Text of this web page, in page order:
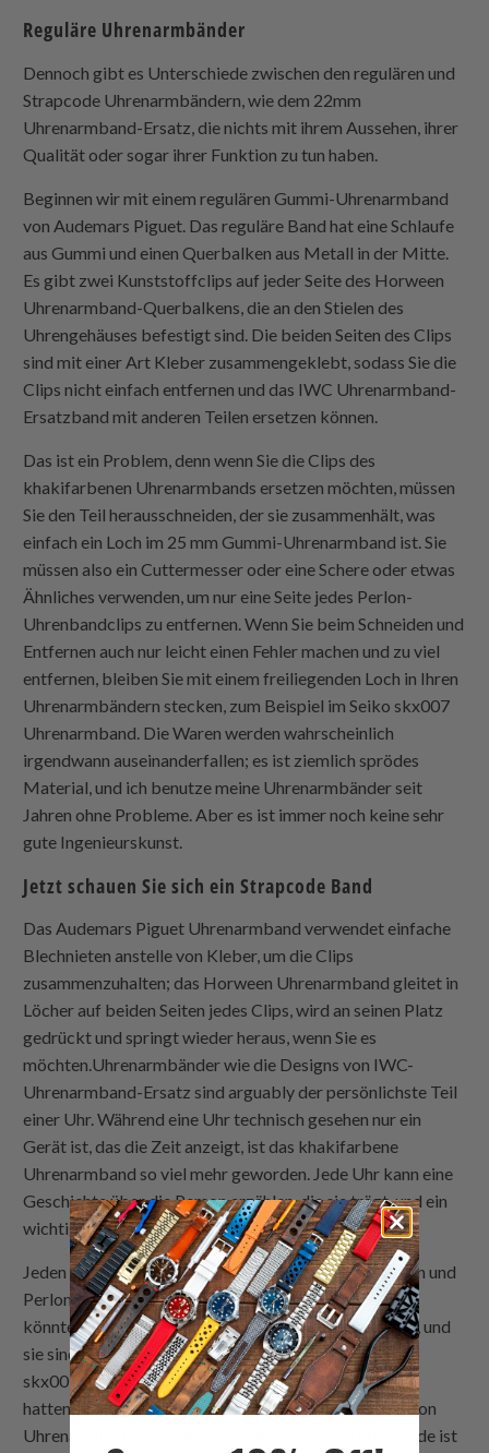
Reguläre Uhrenarmbänder
Dennoch gibt es Unterschiede zwischen den regulären und
Strapcode Uhrenarmbändern, wie dem 22mm
Uhrenarmband-Ersatz, die nichts mit ihrem Aussehen, ihrer
Qualität oder sogar ihrer Funktion zu tun haben.
Beginnen wir mit einem regulären Gummi-Uhrenarmband
von Audemars Piguet. Das reguläre Band hat eine Schlaufe
aus Gummi und einen Querbalken aus Metall in der Mitte.
Es gibt zwei Kunststoffclips auf jeder Seite des Horween
Uhrenarmband-Querbalkens, die an den Stielen des
Uhrengehäuses befestigt sind. Die beiden Seiten des Clips
sind mit einer Art Kleber zusammengeklebt, sodass Sie die
Clips nicht einfach entfernen und das IWC Uhrenarmband-
Ersatzband mit anderen Teilen ersetzen können.
Das ist ein Problem, denn wenn Sie die Clips des
khakifarbenen Uhrenarmbands ersetzen möchten, müssen
Sie den Teil herausschneiden, der sie zusammenhält, was
einfach ein Loch im 25 mm Gummi-Uhrenarmband ist. Sie
müssen also ein Cuttermesser oder eine Schere oder etwas
Ähnliches verwenden, um nur eine Seite jedes Perlon-
Uhrenbandclips zu entfernen. Wenn Sie beim Schneiden und
Entfernen auch nur leicht einen Fehler machen und zu viel
entfernen, bleiben Sie mit einem freiliegenden Loch in Ihren
Uhrenarmbändern stecken, zum Beispiel im Seiko skx007
Uhrenarmband. Die Waren werden wahrscheinlich
irgendwann auseinanderfallen; es ist ziemlich sprödes
Material, und ich benutze meine Uhrenarmbänder seit
Jahren ohne Probleme. Aber es ist immer noch keine sehr
gute Ingenieurskunst.
Jetzt schauen Sie sich einStrapcode Band
Das Audemars Piguet Uhrenarmband verwendet einfache
Blechnieten anstelle von Kleber, um die Clips
zusammenzuhalten; das Horween Uhrenarmband gleitet in
Löcher auf beiden Seiten jedes Clips, wird an seinen Platz
gedrückt und springt wieder heraus, wenn Sie es
möchten.Uhrenarmbänder wie die Designs von IWC-
Uhrenarmband-Ersatz sind arguably der persönlichste Teil
einer Uhr. Während eine Uhr technisch gesehen nur ein
Gerät ist, das die Zeit anzeigt, ist das khakifarbene
Uhrenarmband so viel mehr geworden. Jede Uhr kann eine
Geschichte über die Person erzählen, die sie trägt, und ein
wichtiger Teil dieser Geschichte ist das Armband.
Jeden Tag kaufen Millionen von Menschen neue Uhren und
Perlon-Uhrenarmband-Designs. Für einige Menschen
könnte es das erste Mal sein, dass sie eine Uhr kaufen, und
sie sind sich nicht sicher, worauf sie bei einem Seiko
skx007-Uhrenarmband achten sollen. Oder vielleicht
hatten sie keine Ahnung, dass es verschiedene Arten von
Uhrenarmbändern 25mm Watch Bands gibt! Strapcode ist